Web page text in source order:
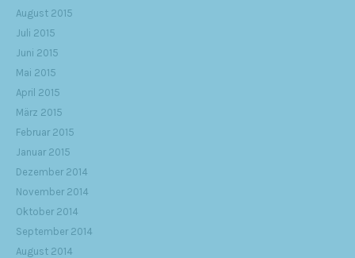
August 2015
Juli 2015
Juni 2015
Mai 2015
April 2015
März 2015
Februar 2015
Januar 2015
Dezember 2014
November 2014
Oktober 2014
September 2014
August 2014